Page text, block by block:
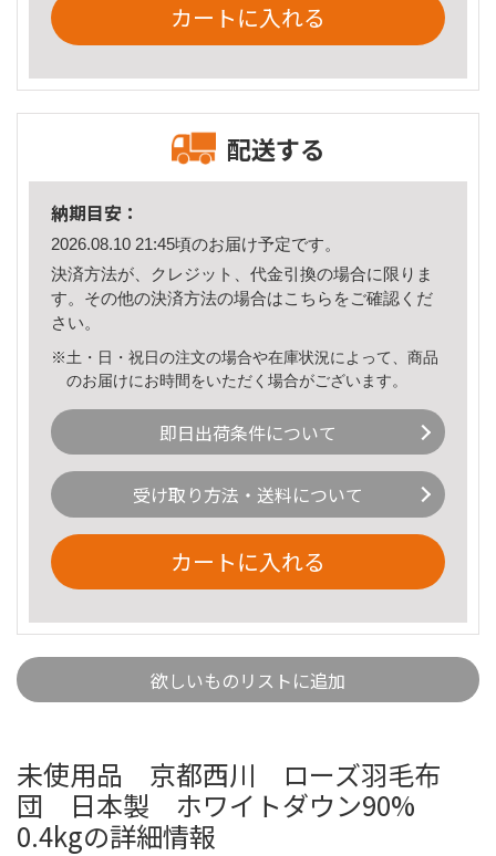
カートに入れる
配送する
納期目安：
2026.08.10 21:45頃のお届け予定です。
決済方法が、クレジット、代金引換の場合に限りま
す。その他の決済方法の場合はこちら をご確認くだ
さい。
※土・日・祝日の注文の場合や在庫状況によって、商品
のお届けにお時間をいただく場合がございます。
即日出荷条件について
受け取り方法・送料について
カートに入れる
欲しいものリストに追加
未使用品 京都西川 ローズ羽毛布
団 日本製 ホワイトダウン90%
0.4kgの詳細情報